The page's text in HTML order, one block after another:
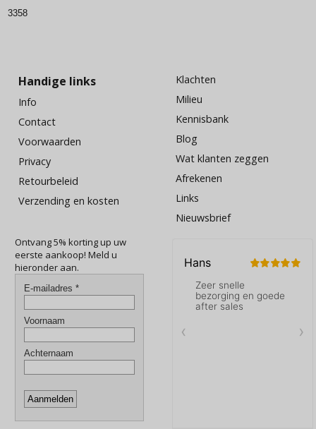
3358
Handige links
Info
Contact
Voorwaarden
Privacy
Retourbeleid
Verzending en kosten
Klachten
Milieu
Kennisbank
Blog
Wat klanten zeggen
Afrekenen
Links
Nieuwsbrief
Ontvang 5% korting up uw
eerste aankoop! Meld u
hieronder aan.